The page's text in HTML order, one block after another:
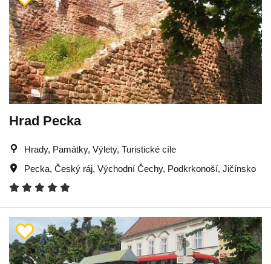
Hrad Pecka
Hrady, Památky, Výlety, Turistické cíle
Pecka, Český ráj, Východní Čechy, Podkrkonoší, Jičínsko